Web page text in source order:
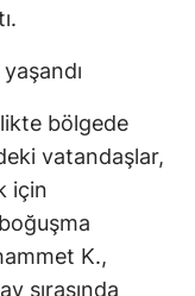
bölgede
vatandaşlar,
için
K.,
sırasında